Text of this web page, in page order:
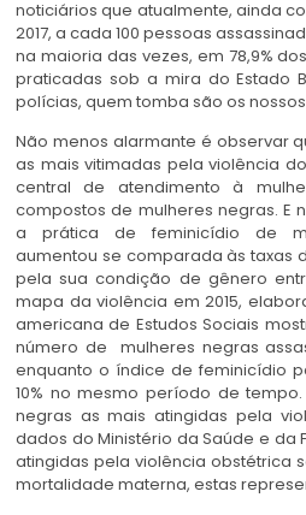
noticiários que atualmente, ainda
2017, a cada 100 pessoas
na maioria das vezes, em 78,9%
praticadas sob a mira do Estado
polícias, quem tomba são os
Não menos alarmante é observar
as mais vitimadas pela violência
central de atendimento à
compostos de mulheres negras. E
a prática de feminicídio de
aumentou se comparada às taxas
pela sua condição de gênero
mapa da violência em 2015,
americana de Estudos Sociais
número de mulheres negras
enquanto o índice de feminicídio
10% no mesmo período de
negras as mais atingidas pela
dados do Ministério da Saúde e da
atingidas pela violência obstétrica
mortalidade materna, estas